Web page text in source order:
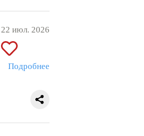
22 июл. 2026
Подробнее